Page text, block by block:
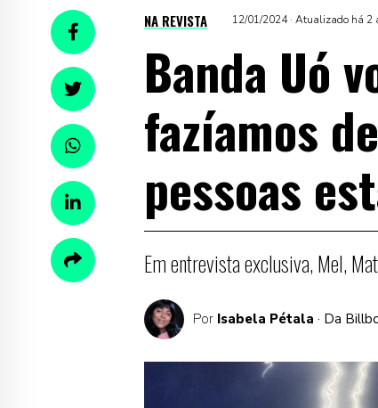
NA REVISTA 12/01/2024 · Atualizado há 2
Banda Uó
fazíamos
pessoas
Em entrevista exclusiva, Mel,
Por Isabela Pétala · Da